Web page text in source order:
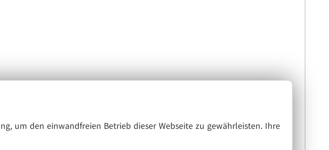
****
um den einwandfreien Betrieb dieser Webseite zu gewährleisten. Ihre